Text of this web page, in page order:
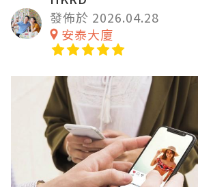
發佈於 2026.04.28
安泰大廈